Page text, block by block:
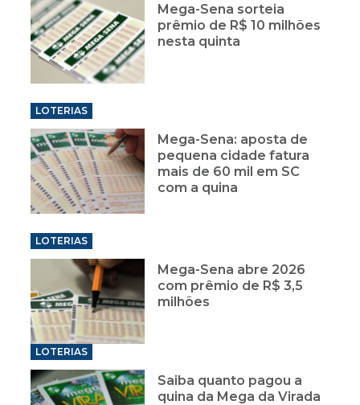
Mega-Sena sorteia
prêmio de R$ 10 milhões
nesta quinta
LOTERIAS
Mega-Sena: aposta de
pequena cidade fatura
mais de 60 mil em SC
com a quina
LOTERIAS
Mega-Sena abre 2026
com prêmio de R$ 3,5
milhões
LOTERIAS
Saiba quanto pagou a
quina da Mega da Virada